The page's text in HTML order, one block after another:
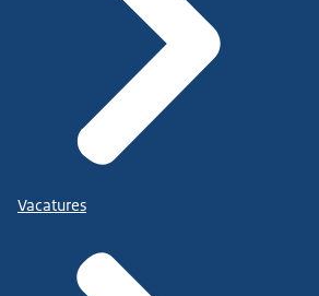
Vacatures